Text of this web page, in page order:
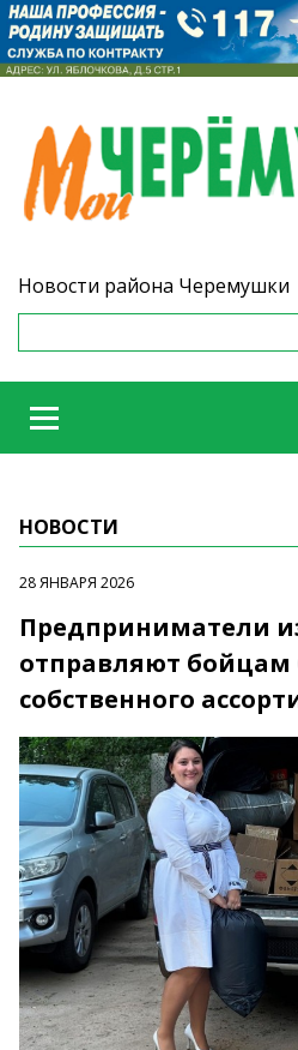
Новости района Черемушки
НОВОСТИ
28 ЯНВАРЯ 2026
Предприниматели
отправляют бойцам
собственного